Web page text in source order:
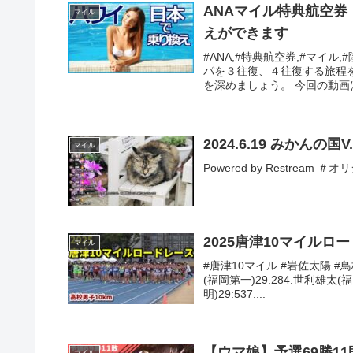
マイル
ANAマイル特典航空
えができます
#ANA,#特典航空券,#マイル
パを３往復、４往復する旅程
を深めましょう。 今回の動
マイル 2024.6.19 みかんの国
Powered by Restream ＃オ
マイル 2025唐津10マイルロ
#唐津10マイル #岩佐太陽 #
(福岡第一)29.284.世利雄太(
明)29:537....